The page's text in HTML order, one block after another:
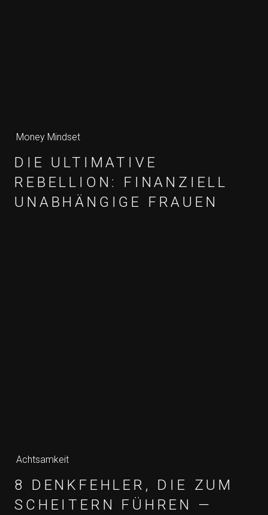
Money Mindset
DIE ULTIMATIVE
REBELLION: FINANZIELL
UNABHÄNGIGE FRAUEN
Achtsamkeit
8 DENKFEHLER, DIE ZUM
SCHEITERN FÜHREN —